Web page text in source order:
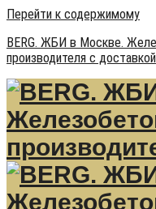
Перейти к содержимому
BERG. ЖБИ в Москве.
производителя с доставкой